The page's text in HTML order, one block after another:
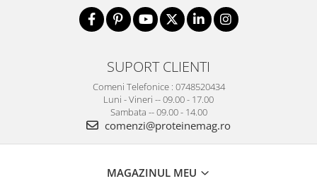
SUPORT CLIENTI
Comeni Telefonice : 0748520434
Luni - Vineri -- 09.00 - 17.00
Sambata -- 09.00 - 14.00
comenzi@proteinemag.ro
MAGAZINUL MEU